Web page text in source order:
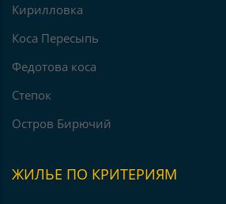
Кирилловка
Коса Пересыпь
Федотова коса
Степок
Остров Бирючий
ЖИЛЬЕ ПО КРИТЕРИЯМ